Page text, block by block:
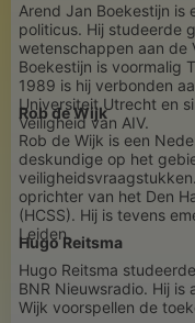
Arend Jan Boekestijn is
politicus. Hij studeerde
wetenschappen aan de
Boekestijn is voormalig
1989 is hij verbonden
Universiteit Utrecht en
Veiligheid van AIV.
Rob de Wijk
Rob de Wijk is een
deskundige op het
oprichter van het Den
(HCSS). Hij is tevens
Leiden.
Hugo Reitsma
Hugo Reitsma
BNR Nieuwsradio. Hij is
Wijk voorspellen de